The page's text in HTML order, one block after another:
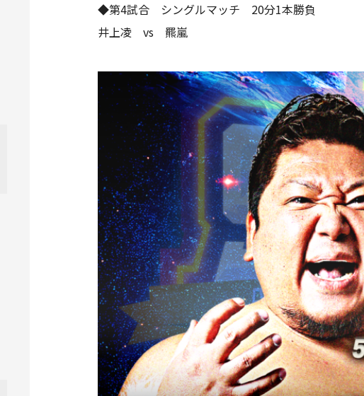
◆第4試合 シングルマッチ 20分1本勝負
井上凌 vs 羆嵐